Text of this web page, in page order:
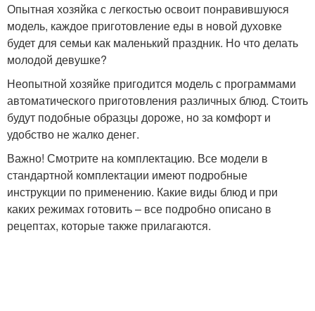
Опытная хозяйка с легкостью освоит понравившуюся
модель, каждое приготовление еды в новой духовке
будет для семьи как маленький праздник. Но что делать
молодой девушке?
Неопытной хозяйке пригодится модель с программами
автоматического приготовления различных блюд. Стоить
будут подобные образцы дороже, но за комфорт и
удобство не жалко денег.
Важно! Смотрите на комплектацию. Все модели в
стандартной комплектации имеют подробные
инструкции по применению. Какие виды блюд и при
каких режимах готовить – все подробно описано в
рецептах, которые также прилагаются.